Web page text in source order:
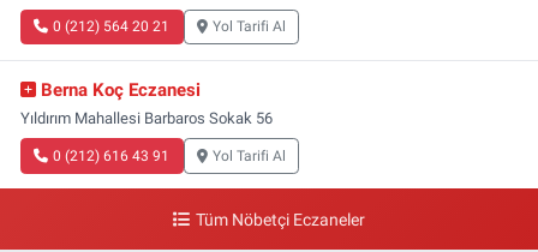
0 (212) 564 20 21 Yol Tarifi Al
Berna Koç Eczanesi
Yıldırım Mahallesi Barbaros Sokak 56
0 (212) 616 43 91 Yol Tarifi Al
Tüm Nöbetçi Eczaneler